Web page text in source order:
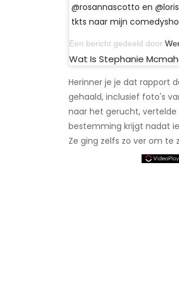
@rosannascotto en
tkts naar mijn
Een bericht gedeeld door
Wat Is Stephanie
Herinner je je dat rapport
gehaald, inclusief foto's
naar het gerucht,
bestemming krijgt nadat
Ze ging zelfs zo ver om te